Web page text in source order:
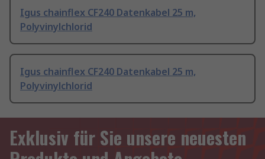
Igus chainflex CF240 Datenkabel 25 m,
Polyvinylchlorid
Igus chainflex CF240 Datenkabel 25 m,
Polyvinylchlorid
Exklusiv für Sie unsere neuesten